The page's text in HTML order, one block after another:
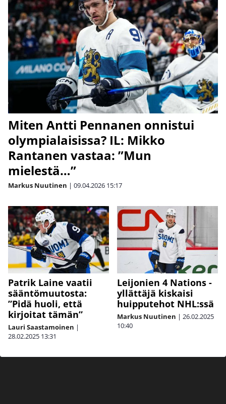
Miten Antti Pennanen onnistui
olympialaisissa? IL: Mikko
Rantanen vastaa: ”Mun
mielestä…”
Markus Nuutinen | 09.04.2026 15:17
Patrik Laine vaatii
sääntömuutosta:
”Pidä huoli, että
kirjoitat tämän”
Lauri Saastamoinen |
28.02.2025 13:31
Leijonien 4 Nations -
yllättäjä kiskaisi
huipputehot NHL:ssä
Markus Nuutinen | 26.02.2025
10:40